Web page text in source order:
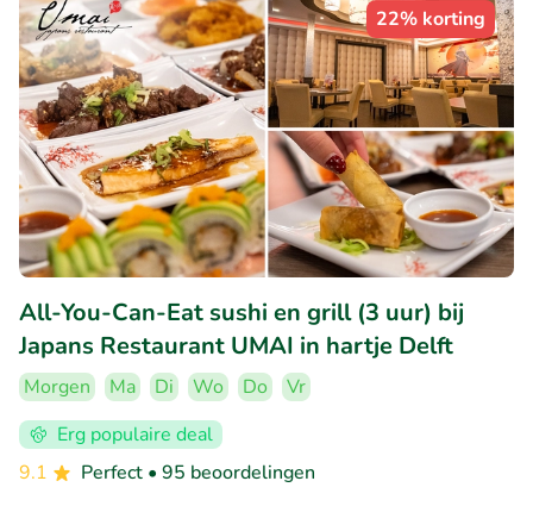
22% korting
All-You-Can-Eat sushi en grill (3 uur) bij
Japans Restaurant UMAI in hartje Delft
Morgen Ma Di Wo Do
Vr
Erg populaire deal
9.1
Perfect • 95 beoordelingen